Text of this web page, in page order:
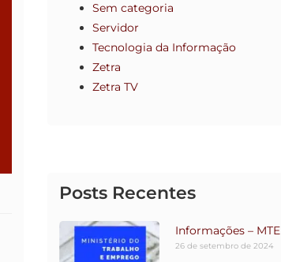
Sem categoria
Servidor
Tecnologia da Informação
Zetra
Zetra TV
Posts Recentes
Informações – MTE
26 de setembro de 2024